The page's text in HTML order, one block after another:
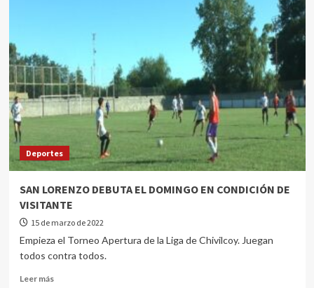
Deportes
SAN LORENZO DEBUTA EL DOMINGO EN CONDICIÓN DE
VISITANTE
15 de marzo de 2022
Empieza el Torneo Apertura de la Liga de Chivilcoy. Juegan
todos contra todos.
Leer más